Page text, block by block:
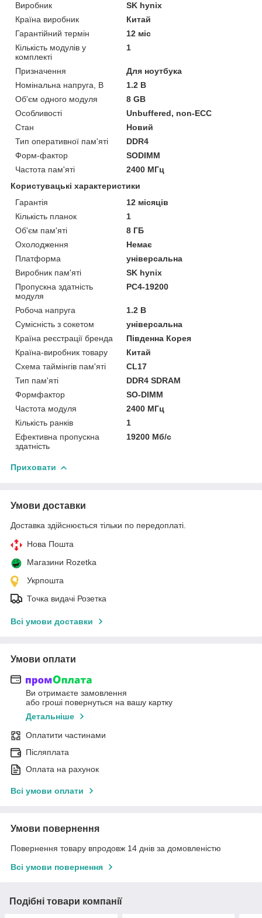
Виробник
SK hynix
Країна виробник
Китай
Гарантійний термін
12 міс
Кількість модулів у
комплекті
1
Призначення
Для ноутбука
Номінальна напруга, В
1.2 В
Об'єм одного модуля
8 GB
Особливості
Unbuffered, non-ECC
Стан
Новий
Тип оперативної пам'яті
DDR4
Форм-фактор
SODIMM
Частота пам'яті
2400 МГц
Користувацькі характеристики
Гарантія
12 місяців
Кількість планок
1
Об'єм пам'яті
8 ГБ
Охолодження
Немає
Платформа
універсальна
Виробник пам'яті
SK hynix
Пропускна здатність
модуля
PC4-19200
Робоча напруга
1.2 B
Сумісність з сокетом
універсальна
Країна реєстрації бренда
Південна Корея
Країна-виробник товару
Китай
Схема таймінгів пам'яті
CL17
Тип пам'яті
DDR4 SDRAM
Формфактор
SO-DIMM
Частота модуля
2400 МГц
Кількість ранків
1
Ефективна пропускна
здатність
19200 Мб/с
Приховати
Умови доставки
Доставка здійснюється тільки по передоплаті.
Нова Пошта
Магазини Rozetka
Укрпошта
Точка видачі Розетка
Всі умови доставки
Умови оплати
Ви отримаєте замовлення
або гроші повернуться на вашу картку
Детальніше
Оплатити частинами
Післяплата
Оплата на рахунок
Всі умови оплати
Умови повернення
Повернення товару впродовж 14 днів за домовленістю
Всі умови повернення
Подібні товари компанії